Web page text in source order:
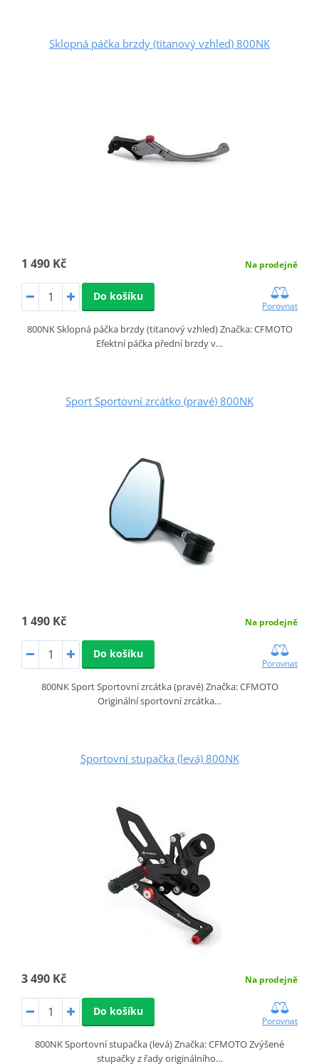
Sklopná páčka brzdy (titanový vzhled) 800NK
1 490 Kč Na prodejně
Do košíku
Porovnat
800NK Sklopná páčka brzdy (titanový vzhled) Značka: CFMOTO
Efektní páčka přední brzdy v…
Sport Sportovní zrcátko (pravé) 800NK
1 490 Kč Na prodejně
Do košíku
Porovnat
800NK Sport Sportovní zrcátka (pravé) Značka: CFMOTO
Originální sportovní zrcátka…
Sportovní stupačka (levá) 800NK
3 490 Kč Na prodejně
Do košíku
Porovnat
800NK Sportovní stupačka (levá) Značka: CFMOTO Zvýšené
stupačky z řady originálního…